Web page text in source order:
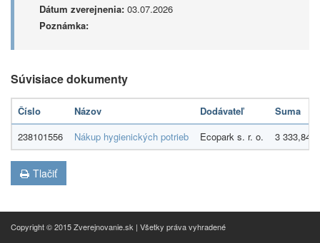
Dátum zverejnenia: 03.07.2026
Poznámka:
Súvisiace dokumenty
Číslo Názov Dodávateľ
Suma
238101556
Nákup hygienických potrieb Ecopark s. r. o. 3 333,84 €
Tlačiť
Copyright © 2015 Zverejnovanie.sk | Všetky práva vyhradené